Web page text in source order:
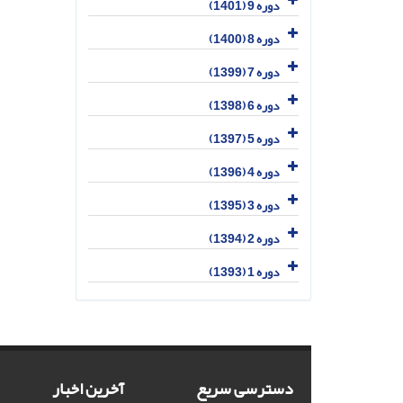
دوره 9 (1401)
دوره 8 (1400)
دوره 7 (1399)
دوره 6 (1398)
دوره 5 (1397)
دوره 4 (1396)
دوره 3 (1395)
دوره 2 (1394)
دوره 1 (1393)
دسترسی سریع آخرین اخبار